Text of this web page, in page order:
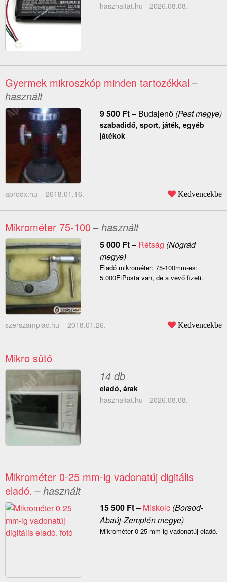
hasznaltat.hu - 2026.08.08.
Gyermek mikroszkóp minden tartozékkal–
használt
9 500 Ft– Budajenő(Pest megye)
szabadidő, sport, játék, egyéb
játékok
aprodx.hu – 2018.01.16. Kedvencekbe
Mikrométer 75-100– használt
5 000 Ft– Rétság (Nógrád
megye)
Eladó mikrométer: 75-100mm-es:
5.000FtPosta van, de a vevő fizeti.
szerszampiac.hu – 2018.01.26. Kedvencekbe
Mikro sütő
14 db
eladó, árak
hasznaltat.hu - 2026.08.08.
Mikrométer 0-25 mm-ig vadonatúj digitális
eladó. – használt
15 500 Ft– Miskolc(Borsod-
Abaúj-Zemplén megye)
Mikrométer 0-25 mm-ig vadonatúj eladó.